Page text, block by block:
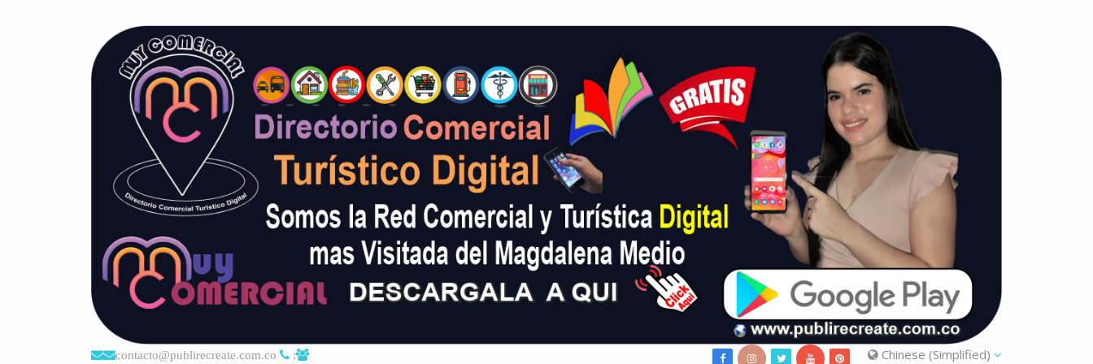
contacto@publirecreate.com.co : Chinese (Simplified)